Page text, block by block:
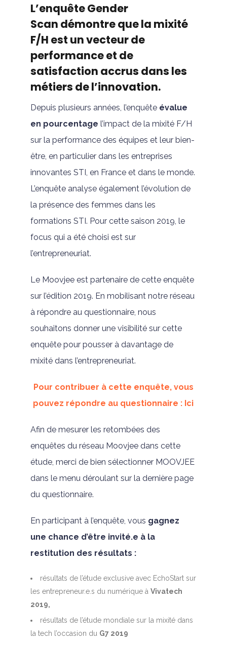
L’enquête Gender
Scan démontre que la mixité
F/H est un vecteur de
performance et de
satisfaction accrus dans les
métiers de l’innovation.
Depuis plusieurs années, l’enquête évalue
en pourcentage l’impact de la mixité F/H
sur la performance des équipes et leur bien-
être, en particulier dans les entreprises
innovantes STI, en France et dans le monde.
L’enquête analyse également l’évolution de
la présence des femmes dans les
formations STI. Pour cette saison 2019, le
focus qui a été choisi est sur
l’entrepreneuriat.
Le Moovjee est partenaire de cette enquête
sur l’édition 2019. En mobilisant notre réseau
à répondre au questionnaire, nous
souhaitons donner une visibilité sur cette
enquête pour pousser à davantage de
mixité dans l’entrepreneuriat.
Pour contribuer à cette enquête, vous
pouvez répondre au questionnaire : Ici
Afin de mesurer les retombées des
enquêtes du réseau Moovjee dans cette
étude, merci de bien sélectionner MOOVJEE
dans le menu déroulant sur la dernière page
du questionnaire.
En participant à l’enquête, vous gagnez
une chance d’être invité.e à la
restitution des résultats :
résultats de l’étude exclusive avec EchoStart sur
les entrepreneur.e.s du numérique à Vivatech
2019,
résultats de l’étude mondiale sur la mixité dans
la tech l’occasion du G7 2019